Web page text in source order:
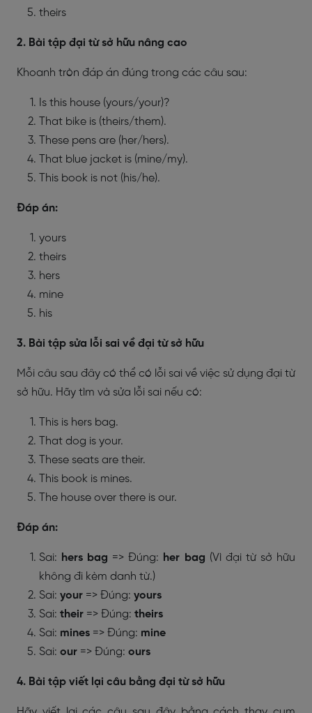
theirs
2. Bài tập đại từ sở hữu nâng cao
Khoanh tròn đáp án đúng trong các câu sau:
Is this house (yours/your)?
That bike is (theirs/them).
These pens are (her/hers).
That blue jacket is (mine/my).
This book is not (his/he).
Đáp án:
yours
theirs
hers
mine
his
3. Bài tập sửa lỗi sai về đại từ sở hữu
Mỗi câu sau đây có thể có lỗi sai về việc sử dụng đại từ
sở hữu. Hãy tìm và sửa lỗi sai nếu có:
This is hers bag.
That dog is your.
These seats are their.
This book is mines.
The house over there is our.
Đáp án:
Sai: hers bag => Đúng: her bag (Vì đại từ sở hữu
không đi kèm danh từ.)
Sai: your => Đúng: yours
Sai: their => Đúng: theirs
Sai: mines => Đúng: mine
Sai: our => Đúng: ours
4. Bài tập viết lại câu bằng đại từ sở hữu